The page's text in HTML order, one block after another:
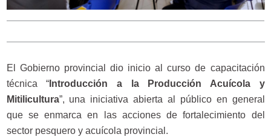
El Gobierno provincial dio inicio al curso de capacitación
técnica “ Introducción a la Producción Acuícola y
Mitilicultura”, una iniciativa abierta al público en general
que se enmarca en las acciones de fortalecimiento del
sector pesquero y acuícola provincial.